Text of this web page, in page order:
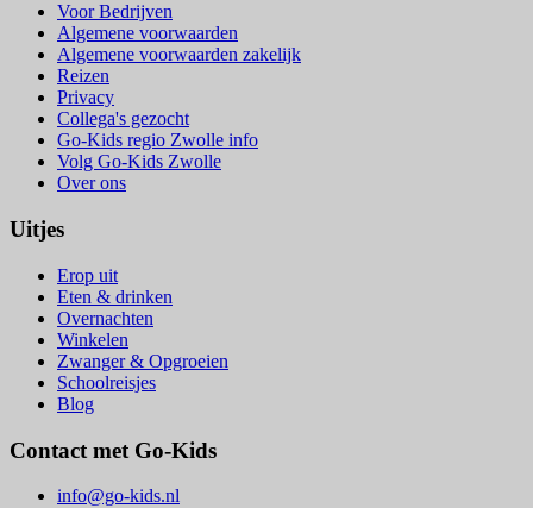
Voor Bedrijven
Algemene voorwaarden
Algemene voorwaarden zakelijk
Reizen
Privacy
Collega's gezocht
Go-Kids regio Zwolle info
Volg Go-Kids Zwolle
Over ons
Uitjes
Erop uit
Eten & drinken
Overnachten
Winkelen
Zwanger & Opgroeien
Schoolreisjes
Blog
Contact met Go-Kids
info@go-kids.nl